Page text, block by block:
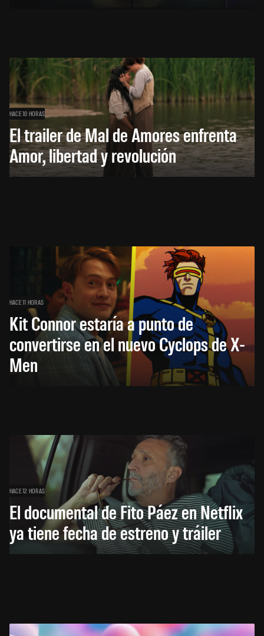
HACE 10 HORAS
El trailer de Mal de Amores enfrenta
Amor, libertad y revolución
HACE 11 HORAS
Kit Connor estaría a punto de
convertirse en el nuevo Cyclops de X-
Men
HACE 12 HORAS
El documental de Fito Páez en Netflix
ya tiene fecha de estreno y tráiler